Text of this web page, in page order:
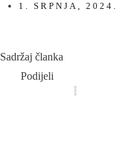
1. SRPNJA, 2024.
Sadržaj članka
Podijeli